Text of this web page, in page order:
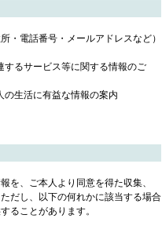
・電話番号・メールアドレスなど）
するサービス等に関する情報のご
生活に有益な情報の案内
を、ご本人より同意を得た収集、
だし、以下の何れかに該当する場合
ることがあります。